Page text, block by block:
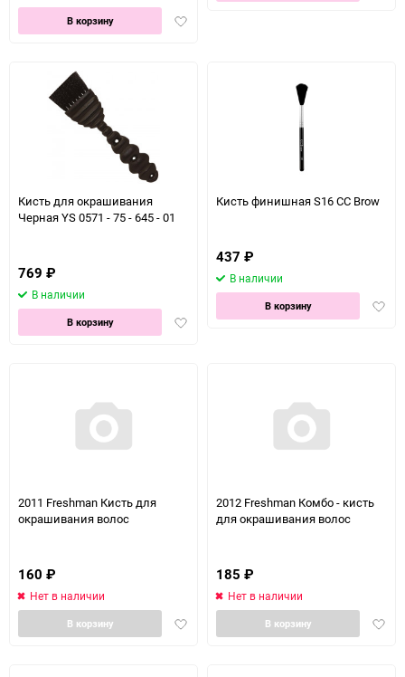
Добавить
В корзину
Кисть для окрашивания
Черная YS 0571 - 75 - 645 - 01
769 ₽
В наличии
Добавить
В корзину
Кисть финишная S16 CC Brow
437 ₽
В наличии
В корзину
2011 Freshman Кисть для
окрашивания волос
160 ₽
Нет в наличии
Добавить
В корзину
2012 Freshman Комбо - кисть
для окрашивания волос
185 ₽
Нет в наличии
В корзину